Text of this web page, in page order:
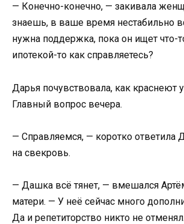
— Конечно-конечно, — закивала
знаешь, в ваше время нестабильно
нужна поддержка, пока он ищет что-
ипотекой-то как справляетесь?
Дарья почувствовала, как краснеют
Главный вопрос вечера.
— Справляемся, — коротко ответила
на свекровь.
— Дашка всё тянет, — вмешался
матери. — У неё сейчас много
Да и репетиторство никто не отменял.